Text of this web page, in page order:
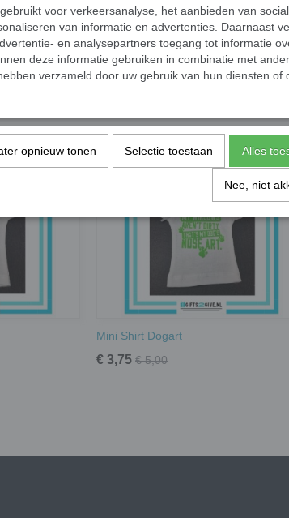
Specificaties
Productcode leverancier
Mini Shirt Dogart
€ 3,75 € 5,00
voor verkeersanalyse, het aanbieden van
van informatie en advertenties. Daarnaast
en analysepartners toegang tot informatie
deze informatie gebruiken in combinatie met
verzameld door uw gebruik van hun diensten of
opnieuw tonen Selectie toestaan Alles
Nee, niet